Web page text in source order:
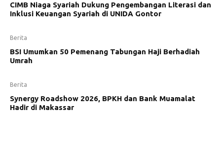
CIMB Niaga Syariah Dukung Pengembangan Literasi dan
Inklusi Keuangan Syariah di UNIDA Gontor
Berita
BSI Umumkan 50 Pemenang Tabungan Haji Berhadiah
Umrah
Berita
Synergy Roadshow 2026, BPKH dan Bank Muamalat
Hadir di Makassar